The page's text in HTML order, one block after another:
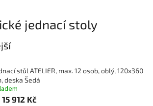
jednací stoly
stůl ATELIER, max. 12 osob, oblý, 120x360
deska Šedá
15 912 Kč